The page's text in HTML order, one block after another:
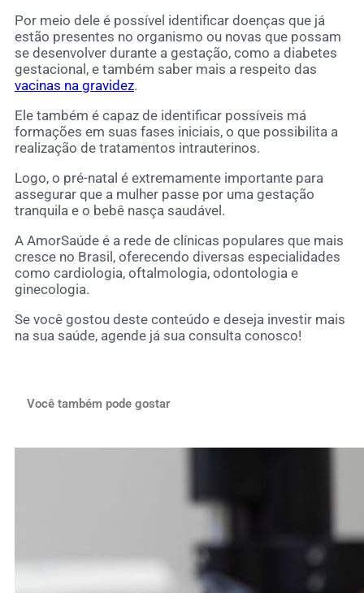
Por meio dele é possível identificar doenças que já
estão presentes no organismo ou novas que possam
se desenvolver durante a gestação, como a diabetes
gestacional, e também saber mais a respeito das
vacinas na gravidez.
Ele também é capaz de identificar possíveis má
formações em suas fases iniciais, o que possibilita a
realização de tratamentos intrauterinos.
Logo, o pré-natal é extremamente importante para
assegurar que a mulher passe por uma gestação
tranquila e o bebê nasça saudável.
A AmorSaúde é a rede de clínicas populares que mais
cresce no Brasil, oferecendo diversas especialidades
como cardiologia, oftalmologia, odontologia e
ginecologia.
Se você gostou deste conteúdo e deseja investir mais
na sua saúde, agende já sua consulta conosco!
Você também pode gostar